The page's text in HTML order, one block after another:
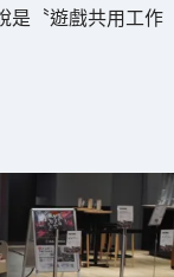
是〝遊戲共用工作